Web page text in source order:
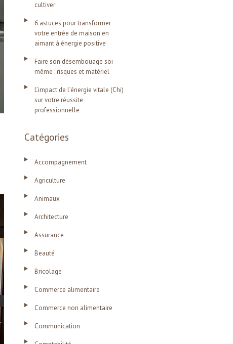
cultiver
6 astuces pour transformer
votre entrée de maison en
aimant à énergie positive
Faire son désembouage soi-
même : risques et matériel
L’impact de l’énergie vitale (Chi)
sur votre réussite
professionnelle
Catégories
Accompagnement
Agriculture
Animaux
Architecture
Assurance
Beauté
Bricolage
Commerce alimentaire
Commerce non alimentaire
Communication